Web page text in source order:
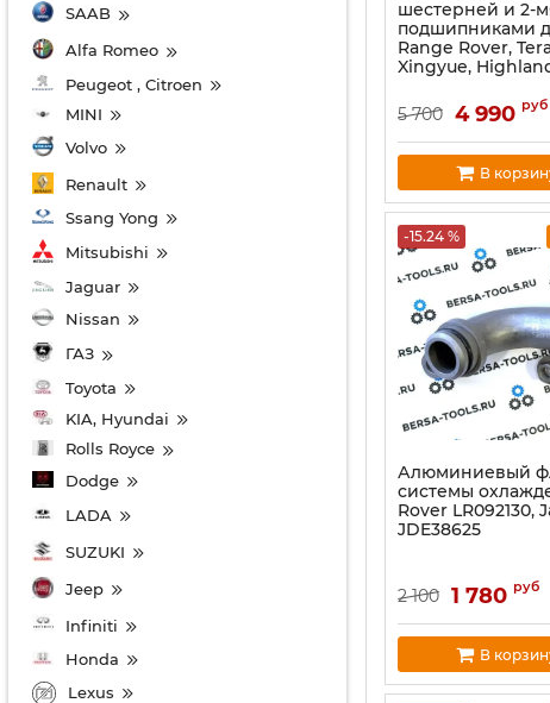
SAAB
Alfa Romeo
Peugeot , Citroen
MINI
Volvo
Renault
Ssang Yong
Mitsubishi
Jaguar
Nissan
ГАЗ
Toyota
KIA, Hyundai
Rolls Royce
Dodge
LADA
SUZUKI
Jeep
Infiniti
Honda
Lexus
шестерней и 2-
подшипниками
Range Rover,
Xingyue,
5 700 4 990 руб
В
-15.24 %
Алюминиевый
системы
Rover LR092130,
JDE38625
2 100 1 780 руб
В